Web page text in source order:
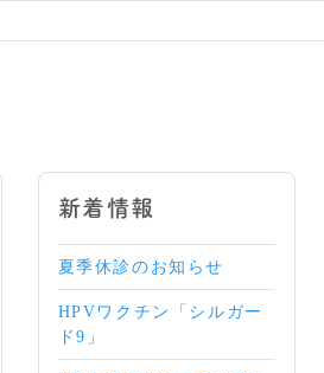
新着情報
夏季休診のお知らせ
HPVワクチン「シルガー
ド9」